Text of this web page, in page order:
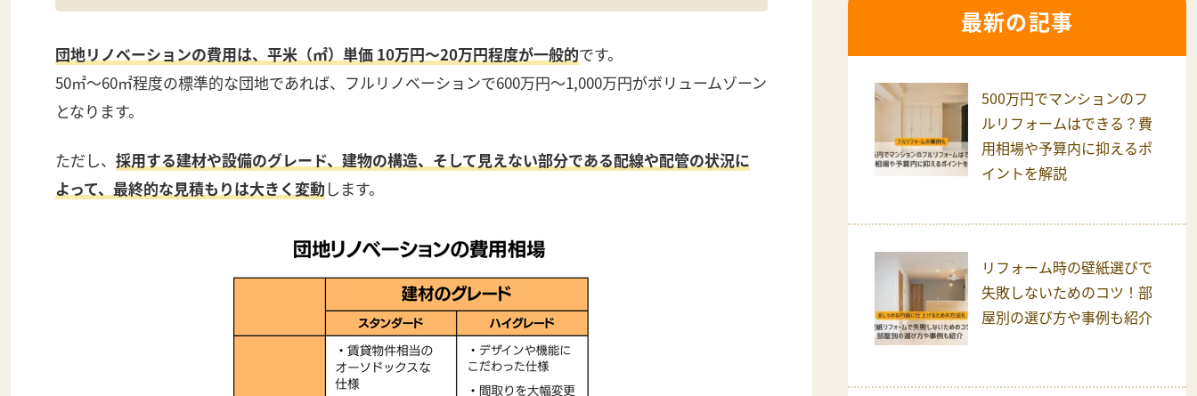
団地リノベーションの費用は、平米（㎡）単価 10万円〜20万円程度が一般的です。
50㎡〜60㎡程度の標準的な団地であれば、フルリノベーションで600万円〜1,000万円がボリュームゾーン
となります。
ただし、 採用する建材や設備のグレード、建物の構造、そして見えない部分である配線や配管の状況に
よって、最終的な見積もりは大きく変動 します。
最新の記事
500万円でマンションのフ
ルリフォームはできる？費
用相場や予算内に抑えるポ
イントを解説
リフォーム時の壁紙選びで
失敗しないためのコツ！部
屋別の選び方や事例も紹介